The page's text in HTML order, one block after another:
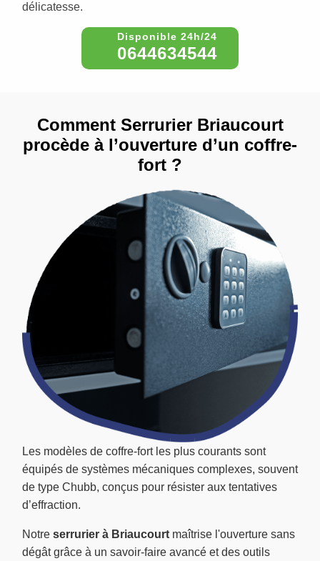
délicatesse.
0644634544
Les modèles de coffre-fort les plus courants sont
équipés de systèmes mécaniques complexes, souvent
de type Chubb, conçus pour résister aux tentatives
d’effraction.
Notre serrurier à Briaucourt maîtrise l'ouverture sans
dégât grâce à un savoir-faire avancé et des outils
Comment Serrurier Briaucourt
procède à l’ouverture d’un coffre-
fort ?